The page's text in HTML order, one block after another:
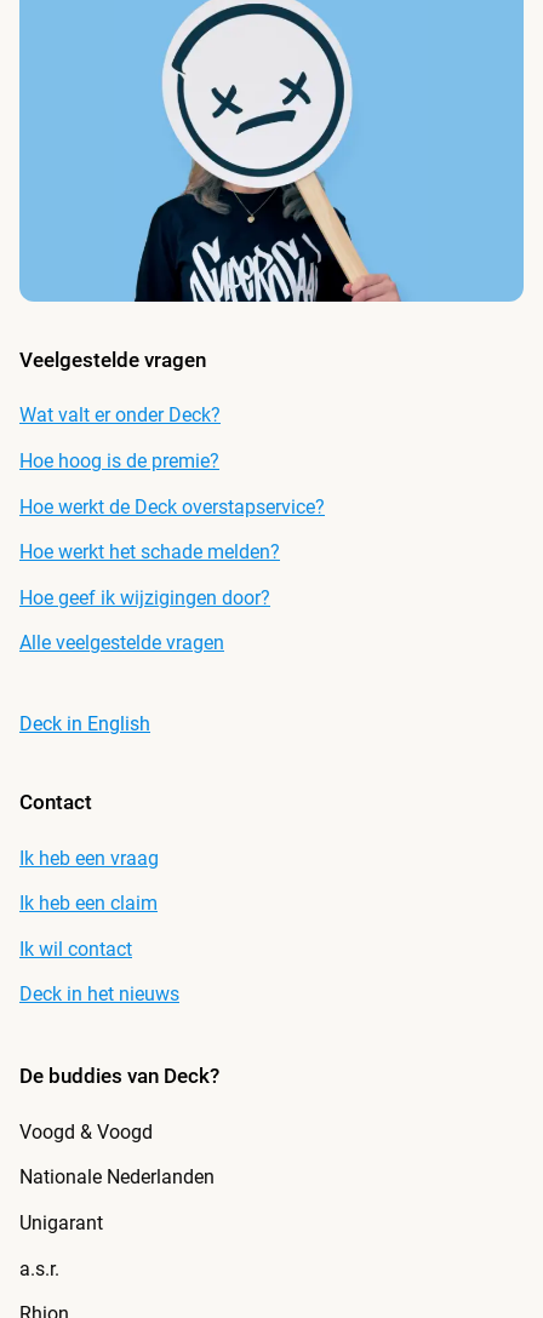
Veelgestelde vragen
Wat valt er onder Deck?
Hoe hoog is de premie?
Hoe werkt de Deck overstapservice?
Hoe werkt het schade melden?
Hoe geef ik wijzigingen door?
Alle veelgestelde vragen
Deck in English
Contact
Ik heb een vraag
Ik heb een claim
Ik wil contact
Deck in het nieuws
De buddies van Deck?
Voogd & Voogd
Nationale Nederlanden
Unigarant
a.s.r.